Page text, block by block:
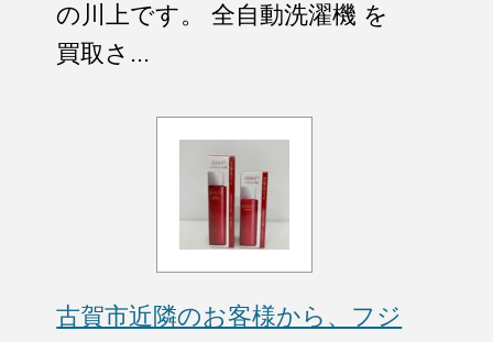
の川上です。 全自動洗濯機 を
買取さ...
古賀市近隣のお客様から、フジ